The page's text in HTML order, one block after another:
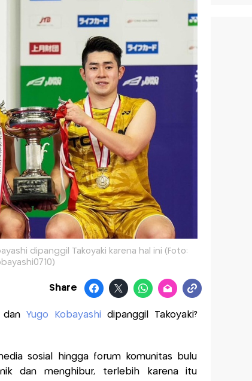
dipanggil Takoyaki karena hal ini (Foto:
Share
danYugo Kobayashi dipanggil Takoyaki?
sosial hingga forum komunitas bulu
dan menghibur, terlebih karena itu